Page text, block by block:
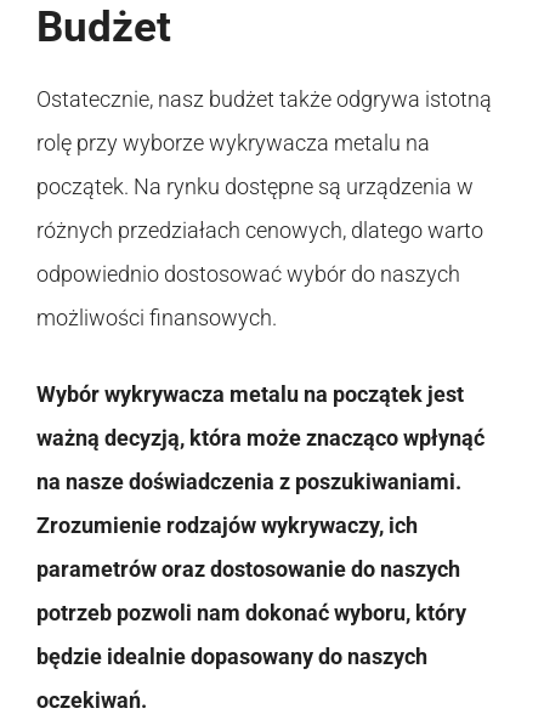
Budżet
Ostatecznie, nasz budżet także odgrywa istotną
rolę przy wyborze wykrywacza metalu na
początek. Na rynku dostępne są urządzenia w
różnych przedziałach cenowych, dlatego warto
odpowiednio dostosować wybór do naszych
możliwości finansowych.
Wybór wykrywacza metalu na początek jest
ważną decyzją, która może znacząco wpłynąć
na nasze doświadczenia z poszukiwaniami.
Zrozumienie rodzajów wykrywaczy, ich
parametrów oraz dostosowanie do naszych
potrzeb pozwoli nam dokonać wyboru, który
będzie idealnie dopasowany do naszych
oczekiwań.